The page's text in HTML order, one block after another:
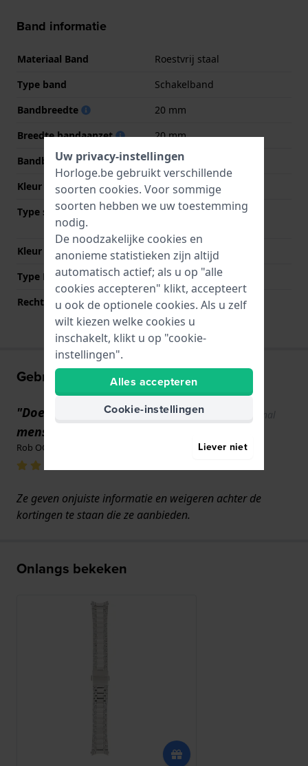
Band informatie
Materiaal Band
Roestvrij staal
Type band
Schakelband
Bandbreedte
20 mm
Breedte bandaanzet
20 mm
Bandbreedte bij sluiting
18 mm
Kleur Band
Zilver
Type sluiting
Vouwsluiting met
Kleur sluiting
Zilver
Type Bevestiging
Bandpennen
Rechte aanzet
Nee
Gebruikerservaringen
"Doe geen zaken met deze
mensen"
Show original
Rob OConnor · 2 april 2026
Ze geven onjuiste informatie en weigeren achter de
kortingen te staan die ze aanbieden.
Onlangs bekeken
Uw privacy-instellingen
Horloge.be gebruikt verschillende
soorten cookies. Voor sommige
soorten hebben we uw toestemming
nodig.
De noodzakelijke cookies en
anonieme statistieken zijn altijd
automatisch actief; als u op "alle
cookies accepteren" klikt, accepteert
u ook de optionele cookies. Als u zelf
wilt kiezen welke cookies u
inschakelt, klikt u op "cookie-
instellingen".
Alles accepteren
Cookie-instellingen
Liever niet